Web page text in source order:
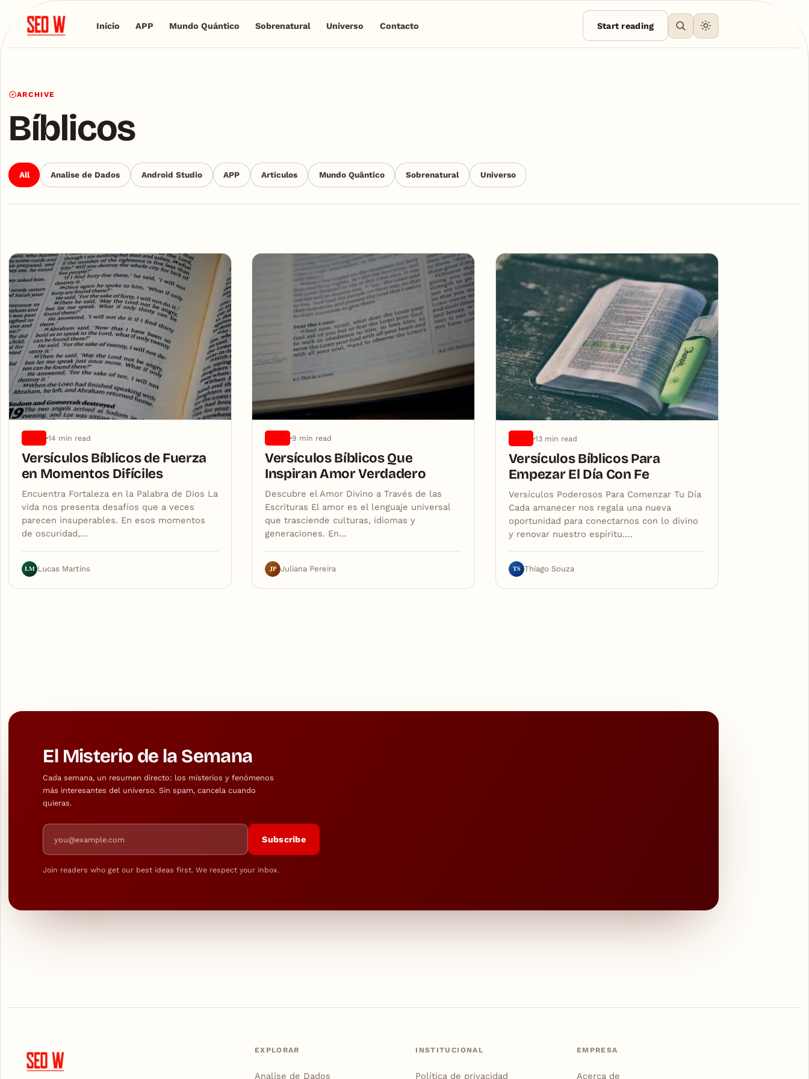
Início APP Mundo Quántico Sobrenatural Universo Contacto Start reading
ARCHIVE
Bíblicos
All Analise de Dados Android Studio APP Articulos Mundo Quântico Sobrenatural Universo
Articles
14 min read
Versículos Bíblicos de Fuerza
en Momentos Difíciles
Encuentra Fortaleza en la Palabra de Dios La
vida nos presenta desafíos que a veces
parecen insuperables. En esos momentos
de oscuridad,…
LM Lucas Martins
9 min read
Versículos Bíblicos Que
Inspiran Amor Verdadero
Descubre el Amor Divino a Través de las
Escrituras El amor es el lenguaje universal
que trasciende culturas, idiomas y
generaciones. En…
JP Juliana Pereira
13 min read
Versículos Bíblicos Para
Empezar El Día Con Fe
Versículos Poderosos Para Comenzar Tu Día
Cada amanecer nos regala una nueva
oportunidad para conectarnos con lo divino
y renovar nuestro espíritu.…
TS Thiago Souza
El Misterio de la Semana
Cada semana, un resumen directo: los misterios y fenómenos
más interesantes del universo. Sin spam, cancela cuando
quieras.
Email address
Subscribe
Join readers who get our best ideas first. We respect your inbox.
EXPLORAR
Analise de Dados
INSTITUCIONAL
Política de privacidad
EMPRESA
Acerca de